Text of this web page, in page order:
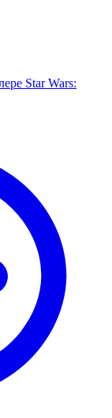
Star Wars: